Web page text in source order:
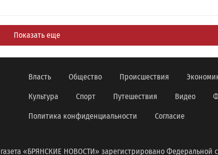
Показать еще
Власть Общество Происшествия
Культура Спорт Путешествия Видео
Политика конфиденциальности Согласие
«БРЯНСКИЕ НОВОСТИ» зарегистрировано Федеральной